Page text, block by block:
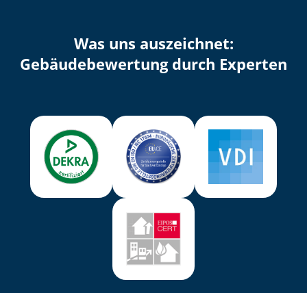
Was uns auszeichnet:
Ge­bäu­de­be­wer­tung durch Experten